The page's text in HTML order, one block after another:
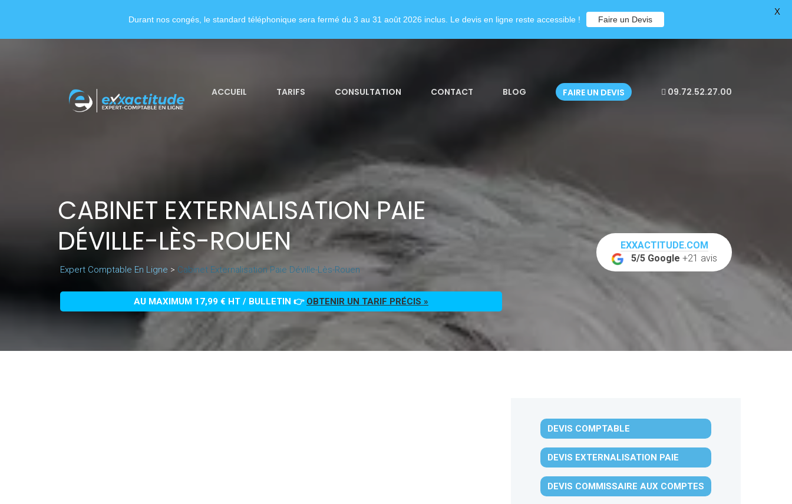
ACCUEIL TARIFS CONSULTATION CONTACT BLOG FAIRE UN DEVIS 09.72.52.27.00
CABINET EXTERNALISATION PAIE
DÉVILLE-LÈS-ROUEN
Expert Comptable En Ligne > Cabinet Externalisation Paie Déville-Lès-Rouen
AU MAXIMUM 17,99 € HT / BULLETIN 👉 OBTENIR UN TARIF PRÉCIS »
EXXACTITUDE.COM
5/5 Google +21 avis
DEVIS COMPTABLE
DEVIS EXTERNALISATION PAIE
DEVIS COMMISSAIRE AUX COMPTES
Durant nos congés, le standard téléphonique sera fermé du 3 au 31 août 2026 inclus. Le devis en ligne reste accessible ! Faire un Devis
X